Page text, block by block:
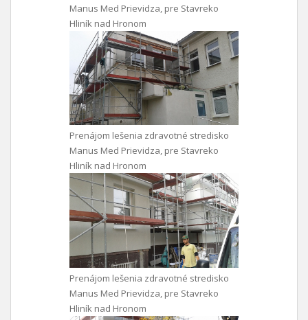
Manus Med Prievidza, pre Stavreko
Hliník nad Hronom
Prenájom lešenia zdravotné stredisko
Manus Med Prievidza, pre Stavreko
Hliník nad Hronom
Prenájom lešenia zdravotné stredisko
Manus Med Prievidza, pre Stavreko
Hliník nad Hronom